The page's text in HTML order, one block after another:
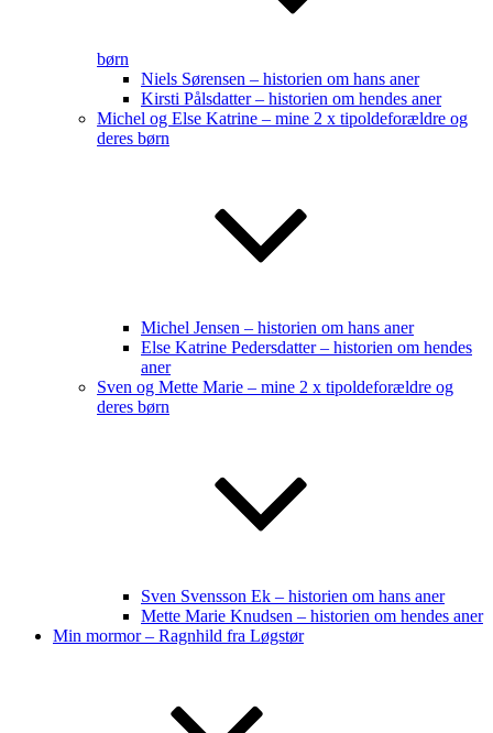
børn
Niels Sørensen – historien om hans aner
Kirsti Pålsdatter – historien om hendes aner
Michel og Else Katrine – mine 2 x tipoldeforældre og
deres børn
Michel Jensen – historien om hans aner
Else Katrine Pedersdatter – historien om hendes
aner
Sven og Mette Marie – mine 2 x tipoldeforældre og
deres børn
Sven Svensson Ek – historien om hans aner
Mette Marie Knudsen – historien om hendes aner
Min mormor – Ragnhild fra Løgstør